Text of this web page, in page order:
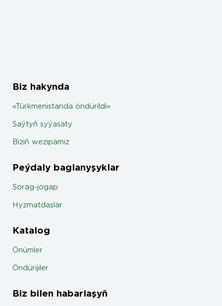
Biz hakynda
«Türkmenistanda öndürildi»
Saýtyň syýasaty
Biziň wezipämiz
Peýdaly baglanyşyklar
Sorag-jogap
Hyzmatdaşlar
Katalog
Önümler
Öndürijiler
Biz bilen habarlaşyň